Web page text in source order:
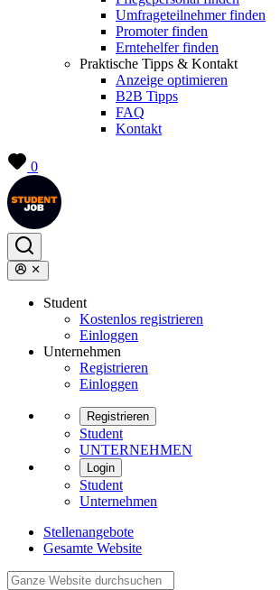
Umfrageteilnehmer finden
Promoter finden
Erntehelfer finden
Praktische Tipps & Kontakt
Anzeige optimieren
B2B Tipps
FAQ
Kontakt
0
Student
Kostenlos registrieren
Einloggen
Unternehmen
Registrieren
Einloggen
Registrieren
Student
UNTERNEHMEN
Login
Student
Unternehmen
Stellenangebote
Gesamte Website